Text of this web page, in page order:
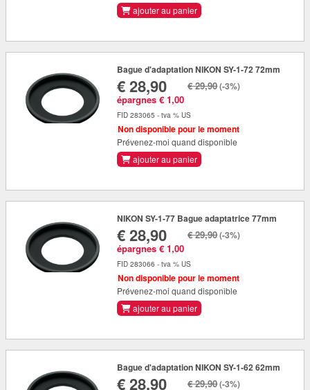
ajouter au panier
Bague d'adaptation NIKON SY-1-72 72mm
€ 28,90
épargnes € 1,00
€ 29,90(-3%)
FID 283065 - tva % US
Non disponible pour le moment
Prévenez-moi quand disponible
ajouter au panier
NIKON SY-1-77 Bague adaptatrice 77mm
€ 28,90
épargnes € 1,00
€ 29,90(-3%)
FID 283066 - tva % US
Non disponible pour le moment
Prévenez-moi quand disponible
ajouter au panier
Bague d'adaptation NIKON SY-1-62 62mm
€ 28,90 € 29,90(-3%)